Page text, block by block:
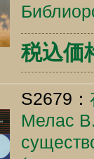
税込価
S2679：
Мелас